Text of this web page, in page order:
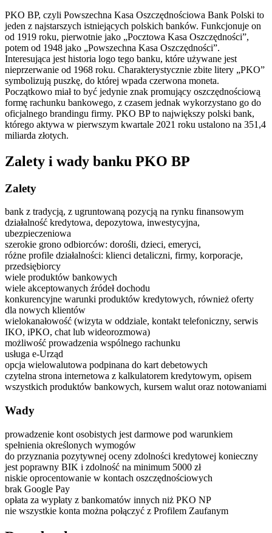
PKO BP, czyli Powszechna Kasa Oszczędnościowa Bank Polski to
jeden z najstarszych istniejących polskich banków. Funkcjonuje on
od 1919 roku, pierwotnie jako „Pocztowa Kasa Oszczędności”,
potem od 1948 jako „Powszechna Kasa Oszczędności”.
Interesująca jest historia logo tego banku, które używane jest
nieprzerwanie od 1968 roku. Charakterystycznie zbite litery „PKO”
symbolizują puszkę, do której wpada czerwona moneta.
Początkowo miał to być jedynie znak promujący oszczędnościową
formę rachunku bankowego, z czasem jednak wykorzystano go do
oficjalnego brandingu firmy. PKO BP to największy polski bank,
którego aktywa w pierwszym kwartale 2021 roku ustalono na 351,4
miliarda złotych.
Zalety i wady banku PKO BP
Zalety
bank z tradycją, z ugruntowaną pozycją na rynku finansowym
działalność kredytowa, depozytowa, inwestycyjna,
ubezpieczeniowa
szerokie grono odbiorców: dorośli, dzieci, emeryci,
różne profile działalności: klienci detaliczni, firmy, korporacje,
przedsiębiorcy
wiele produktów bankowych
wiele akceptowanych źródeł dochodu
konkurencyjne warunki produktów kredytowych, również oferty
dla nowych klientów
wielokanałowość (wizyta w oddziale, kontakt telefoniczny, serwis
IKO, iPKO, chat lub wideorozmowa)
możliwość prowadzenia wspólnego rachunku
usługa e-Urząd
opcja wielowalutowa podpinana do kart debetowych
czytelna strona internetowa z kalkulatorem kredytowym, opisem
wszystkich produktów bankowych, kursem walut oraz notowaniami
Wady
prowadzenie kont osobistych jest darmowe pod warunkiem
spełnienia określonych wymogów
do przyznania pozytywnej oceny zdolności kredytowej konieczny
jest poprawny BIK i zdolność na minimum 5000 zł
niskie oprocentowanie w kontach oszczędnościowych
brak Google Pay
opłata za wypłaty z bankomatów innych niż PKO NP
nie wszystkie konta można połączyć z Profilem Zaufanym